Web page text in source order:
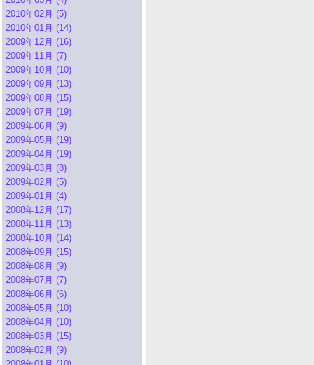
2010年02月 (5)
2010年01月 (14)
2009年12月 (16)
2009年11月 (7)
2009年10月 (10)
2009年09月 (13)
2009年08月 (15)
2009年07月 (19)
2009年06月 (9)
2009年05月 (19)
2009年04月 (19)
2009年03月 (8)
2009年02月 (5)
2009年01月 (4)
2008年12月 (17)
2008年11月 (13)
2008年10月 (14)
2008年09月 (15)
2008年08月 (9)
2008年07月 (7)
2008年06月 (6)
2008年05月 (10)
2008年04月 (10)
2008年03月 (15)
2008年02月 (9)